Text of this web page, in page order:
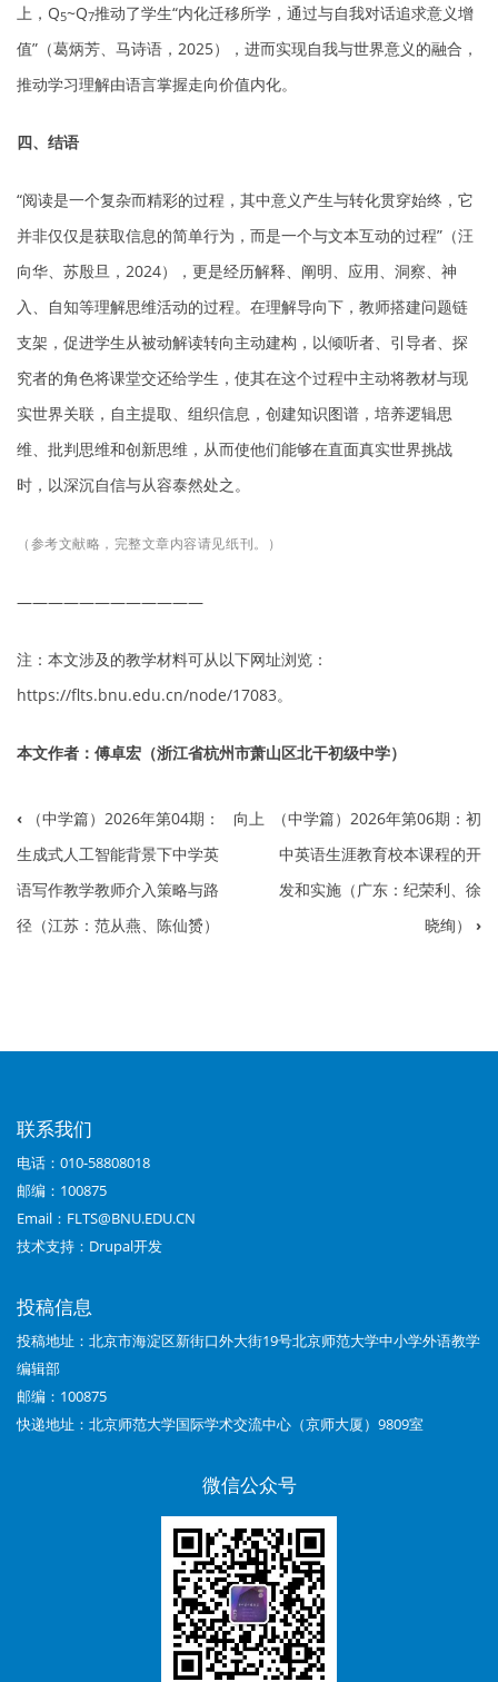
上，Q5~Q7推动了学生“内化迁移所学，通过与自我对话追求意义增
值”（葛炳芳、马诗语，2025），进而实现自我与世界意义的融合，
推动学习理解由语言掌握走向价值内化。
四、结语
“阅读是一个复杂而精彩的过程，其中意义产生与转化贯穿始终，它
并非仅仅是获取信息的简单行为，而是一个与文本互动的过程”（汪
向华、苏殷旦，2024），更是经历解释、阐明、应用、洞察、神
入、自知等理解思维活动的过程。在理解导向下，教师搭建问题链
支架，促进学生从被动解读转向主动建构，以倾听者、引导者、探
究者的角色将课堂交还给学生，使其在这个过程中主动将教材与现
实世界关联，自主提取、组织信息，创建知识图谱，培养逻辑思
维、批判思维和创新思维，从而使他们能够在直面真实世界挑战
时，以深沉自信与从容泰然处之。
（参考文献略，完整文章内容请见纸刊。）
————————————
注：本文涉及的教学材料可从以下网址浏览：
https://flts.bnu.edu.cn/node/17083。
本文作者：傅卓宏（浙江省杭州市萧山区北干初级中学）
书
籍
遍
学
篇）
2026
年
05
期：
理
解
‹ （中学篇）2026年第04期：
生成式人工智能背景下中学英
语写作教学教师介入策略与路
径（江苏：范从燕、陈仙赟）
向上
（中学篇）2026年第06期：初
中英语生涯教育校本课程的开
发和实施（广东：纪荣利、徐
晓绚） ›
联系我们
电话：010-58808018
邮编：100875
Email：FLTS@BNU.EDU.CN
技术支持： Drupal开发
投稿信息
投稿地址：北京市海淀区新街口外大街19号北京师范大学中小学外语教学
编辑部
邮编：100875
快递地址：北京师范大学国际学术交流中心（京师大厦）9809室
微信公众号